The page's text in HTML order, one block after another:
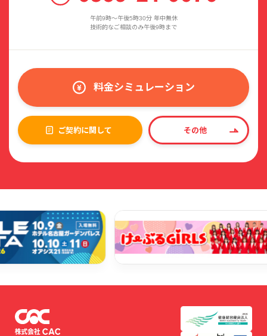
午前9時〜午後5時30分 年中無休
技術的なご相談のみ午後9時まで
料金シミュレーション
ご契約に関して その他